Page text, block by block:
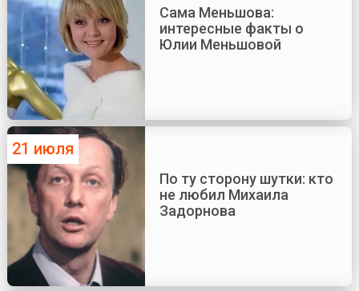
Сама Меньшова:
интересные факты о
Юлии Меньшовой
21 июля
По ту сторону шутки: кто
не любил Михаила
Задорнова